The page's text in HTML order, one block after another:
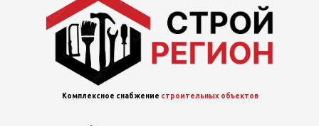
Комплексное снабжение строительных объектов